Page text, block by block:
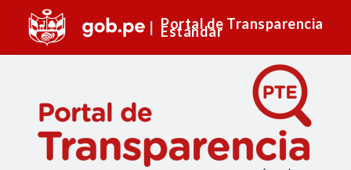
Portal de Transparencia
Estándar